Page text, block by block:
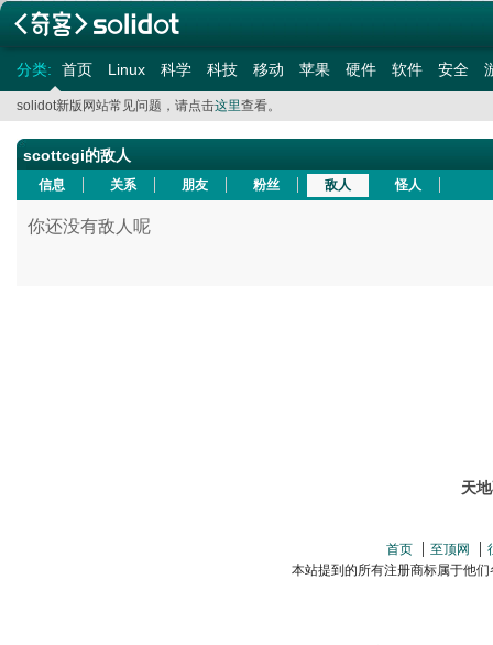
分类: 首页 Linux 科学 科技 移动 苹果 硬件 软件 安全
solidot新版网站常见问题，请点击这里查看。
scottcgi的敌人
信息 关系 朋友 粉丝 敌人 怪人
你还没有敌人呢
天
首页 至顶网
本站提到的所有注册商标属于他